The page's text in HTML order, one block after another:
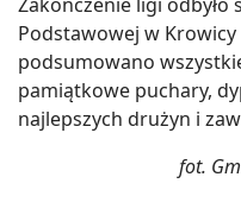
Podstawowej w
podsumowano
pamiątkowe puchary,
najlepszych drużyn i
fot.